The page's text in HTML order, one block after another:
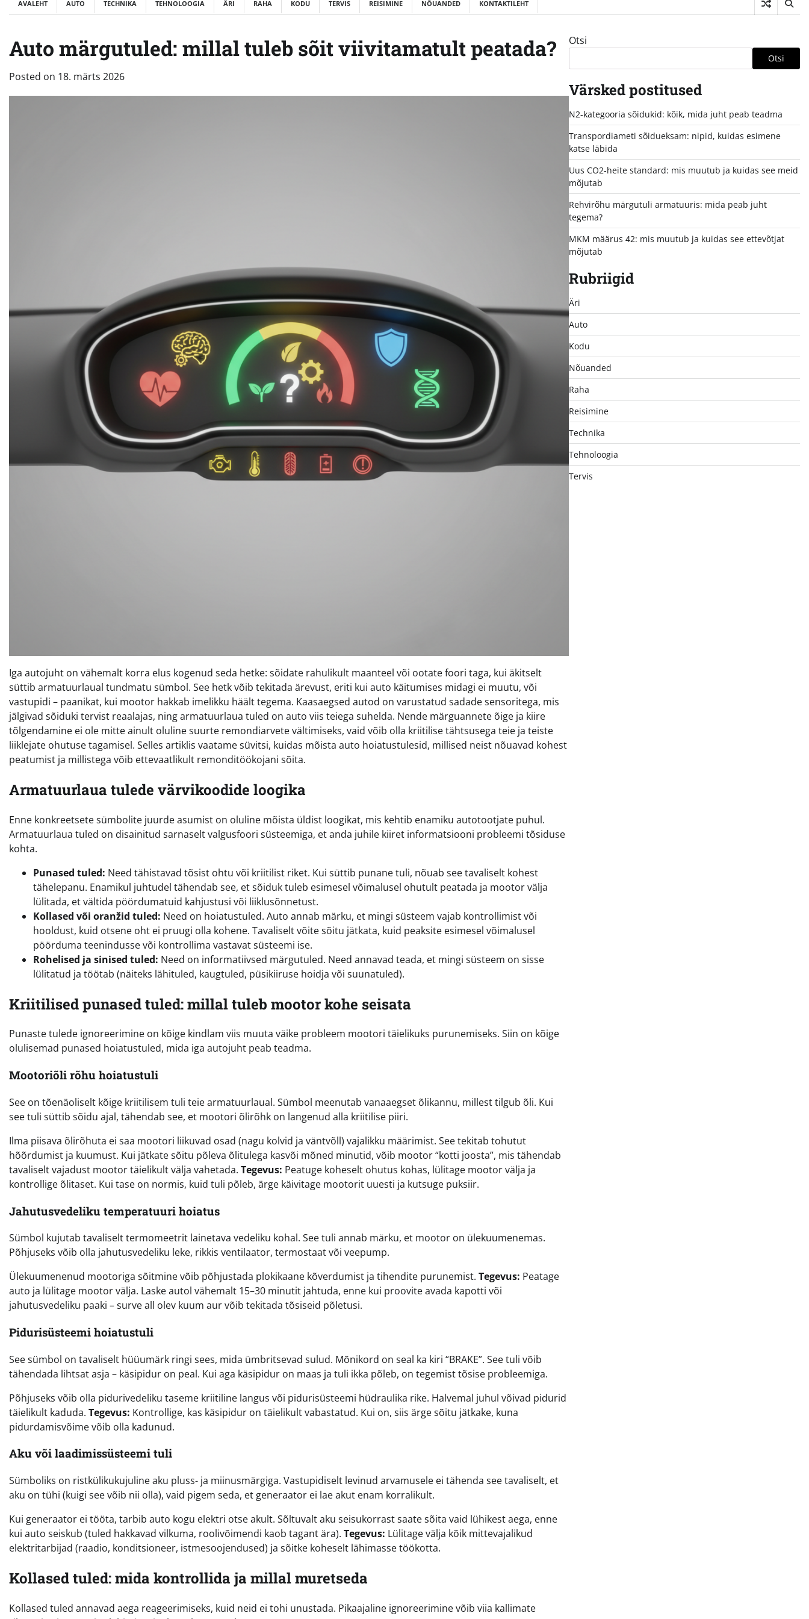
AVALEHT AUTO TECHNIKA TEHNOLOOGIA ÄRI RAHA KODU TERVIS REISIMINE NÕUANDED KONTAKTILEHT
Auto märgutuled: millal tuleb sõit viivitamatult peatada?
Posted on 18. märts 2026
Iga autojuht on vähemalt korra elus kogenud seda hetke: sõidate rahulikult maanteel või ootate foori taga, kui äkitselt
süttib armatuurlaual tundmatu sümbol. See hetk võib tekitada ärevust, eriti kui auto käitumises midagi ei muutu, või
vastupidi – paanikat, kui mootor hakkab imelikku häält tegema. Kaasaegsed autod on varustatud sadade sensoritega, mis
jälgivad sõiduki tervist reaalajas, ning armatuurlaua tuled on auto viis teiega suhelda. Nende märguannete õige ja kiire
tõlgendamine ei ole mitte ainult oluline suurte remondiarvete vältimiseks, vaid võib olla kriitilise tähtsusega teie ja teiste
liiklejate ohutuse tagamisel. Selles artiklis vaatame süvitsi, kuidas mõista auto hoiatustulesid, millised neist nõuavad kohest
peatumist ja millistega võib ettevaatlikult remonditöökojani sõita.
Armatuurlaua tulede värvikoodide loogika
Enne konkreetsete sümbolite juurde asumist on oluline mõista üldist loogikat, mis kehtib enamiku autotootjate puhul.
Armatuurlaua tuled on disainitud sarnaselt valgusfoori süsteemiga, et anda juhile kiiret informatsiooni probleemi tõsiduse
kohta.
Punased tuled: Need tähistavad tõsist ohtu või kriitilist riket. Kui süttib punane tuli, nõuab see tavaliselt kohest
tähelepanu. Enamikul juhtudel tähendab see, et sõiduk tuleb esimesel võimalusel ohutult peatada ja mootor välja
lülitada, et vältida pöördumatuid kahjustusi või liiklusõnnetust.
Kollased või oranžid tuled: Need on hoiatustuled. Auto annab märku, et mingi süsteem vajab kontrollimist või
hooldust, kuid otsene oht ei pruugi olla kohene. Tavaliselt võite sõitu jätkata, kuid peaksite esimesel võimalusel
pöörduma teenindusse või kontrollima vastavat süsteemi ise.
Rohelised ja sinised tuled: Need on informatiivsed märgutuled. Need annavad teada, et mingi süsteem on sisse
lülitatud ja töötab (näiteks lähituled, kaugtuled, püsikiiruse hoidja või suunatuled).
Kriitilised punased tuled: millal tuleb mootor kohe seisata
Punaste tulede ignoreerimine on kõige kindlam viis muuta väike probleem mootori täielikuks purunemiseks. Siin on kõige
olulisemad punased hoiatustuled, mida iga autojuht peab teadma.
Mootoriõli rõhu hoiatustuli
See on tõenäoliselt kõige kriitilisem tuli teie armatuurlaual. Sümbol meenutab vanaaegset õlikannu, millest tilgub õli. Kui
see tuli süttib sõidu ajal, tähendab see, et mootori õlirõhk on langenud alla kriitilise piiri.
Ilma piisava õlirõhuta ei saa mootori liikuvad osad (nagu kolvid ja väntvõll) vajalikku määrimist. See tekitab tohutut
hõõrdumist ja kuumust. Kui jätkate sõitu põleva õlitulega kasvõi mõned minutid, võib mootor “kotti joosta”, mis tähendab
tavaliselt vajadust mootor täielikult välja vahetada. Tegevus: Peatuge koheselt ohutus kohas, lülitage mootor välja ja
kontrollige õlitaset. Kui tase on normis, kuid tuli põleb, ärge käivitage mootorit uuesti ja kutsuge puksiir.
Jahutusvedeliku temperatuuri hoiatus
Sümbol kujutab tavaliselt termomeetrit lainetava vedeliku kohal. See tuli annab märku, et mootor on ülekuumenemas.
Põhjuseks võib olla jahutusvedeliku leke, rikkis ventilaator, termostaat või veepump.
Ülekuumenenud mootoriga sõitmine võib põhjustada plokikaane kõverdumist ja tihendite purunemist. Tegevus: Peatage
auto ja lülitage mootor välja. Laske autol vähemalt 15–30 minutit jahtuda, enne kui proovite avada kapotti või
jahutusvedeliku paaki – surve all olev kuum aur võib tekitada tõsiseid põletusi.
Pidurisüsteemi hoiatustuli
See sümbol on tavaliselt hüüumärk ringi sees, mida ümbritsevad sulud. Mõnikord on seal ka kiri “BRAKE”. See tuli võib
tähendada lihtsat asja – käsipidur on peal. Kui aga käsipidur on maas ja tuli ikka põleb, on tegemist tõsise probleemiga.
Põhjuseks võib olla pidurivedeliku taseme kriitiline langus või pidurisüsteemi hüdraulika rike. Halvemal juhul võivad pidurid
täielikult kaduda. Tegevus: Kontrollige, kas käsipidur on täielikult vabastatud. Kui on, siis ärge sõitu jätkake, kuna
pidurdamisvõime võib olla kadunud.
Aku või laadimissüsteemi tuli
Sümboliks on ristkülikukujuline aku pluss- ja miinusmärgiga. Vastupidiselt levinud arvamusele ei tähenda see tavaliselt, et
aku on tühi (kuigi see võib nii olla), vaid pigem seda, et generaator ei lae akut enam korralikult.
Kui generaator ei tööta, tarbib auto kogu elektri otse akult. Sõltuvalt aku seisukorrast saate sõita vaid lühikest aega, enne
kui auto seiskub (tuled hakkavad vilkuma, roolivõimendi kaob tagant ära). Tegevus: Lülitage välja kõik mittevajalikud
elektritarbijad (raadio, konditsioneer, istmesoojendused) ja sõitke koheselt lähimasse töökotta.
Kollased tuled: mida kontrollida ja millal muretseda
Kollased tuled annavad aega reageerimiseks, kuid neid ei tohi unustada. Pikaajaline ignoreerimine võib viia kallimate
Otsi
Otsi
Värsked postitused
N2-kategooria sõidukid: kõik, mida juht peab teadma
Transpordiameti sõidueksam: nipid, kuidas esimene
katse läbida
Uus CO2-heite standard: mis muutub ja kuidas see meid
mõjutab
Rehvirõhu märgutuli armatuuris: mida peab juht
tegema?
MKM määrus 42: mis muutub ja kuidas see ettevõtjat
mõjutab
Rubriigid
Äri
Auto
Kodu
Nõuanded
Raha
Reisimine
Technika
Tehnoloogia
Tervis